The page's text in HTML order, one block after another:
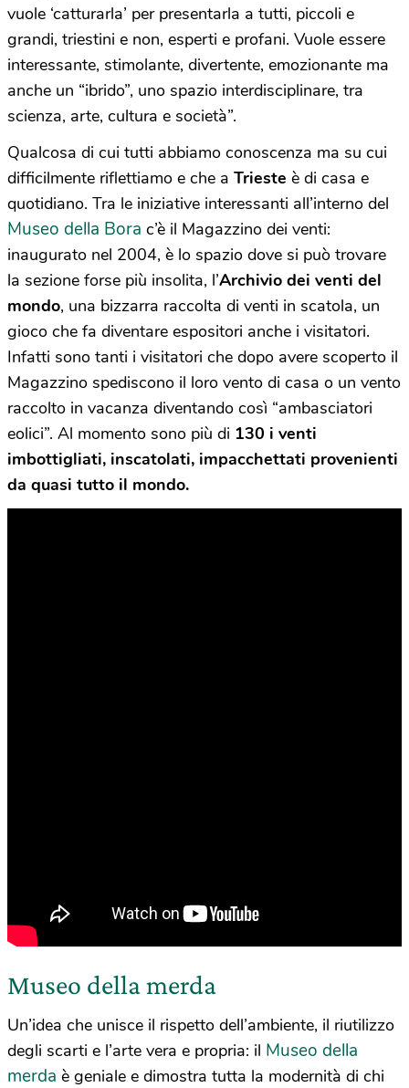
vuole ‘catturarla’ per presentarla a tutti, piccoli e
grandi, triestini e non, esperti e profani. Vuole essere
interessante, stimolante, divertente, emozionante ma
anche un “ibrido”, uno spazio interdisciplinare, tra
scienza, arte, cultura e società”.
Qualcosa di cui tutti abbiamo conoscenza ma su cui
difficilmente riflettiamo e che a Trieste è di casa e
quotidiano. Tra le iniziative interessanti all’interno del
Museo della Bora c’è il Magazzino dei venti:
inaugurato nel 2004, è lo spazio dove si può trovare
la sezione forse più insolita, l’Archivio dei venti del
mondo, una bizzarra raccolta di venti in scatola, un
gioco che fa diventare espositori anche i visitatori.
Infatti sono tanti i visitatori che dopo avere scoperto il
Magazzino spediscono il loro vento di casa o un vento
raccolto in vacanza diventando così “ambasciatori
eolici”. Al momento sono più di 130 i venti
imbottigliati, inscatolati, impacchettati provenienti
da quasi tutto il mondo.
Museo della merda
Un’idea che unisce il rispetto dell’ambiente, il riutilizzo
degli scarti e l’arte vera e propria: il Museo della
merda è geniale e dimostra tutta la modernità di chi